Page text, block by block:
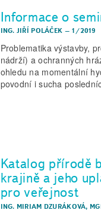
Informace o
ING. JIŘÍ POLÁČEK – 1/2019
Problematika výstavby,
nádrží) a ochranných
ohledu na momentální
povodní i sucha
Katalog přírodě
krajině a jeho
pro veřejnost
ING. MIRIAM DZURÁKOVÁ,